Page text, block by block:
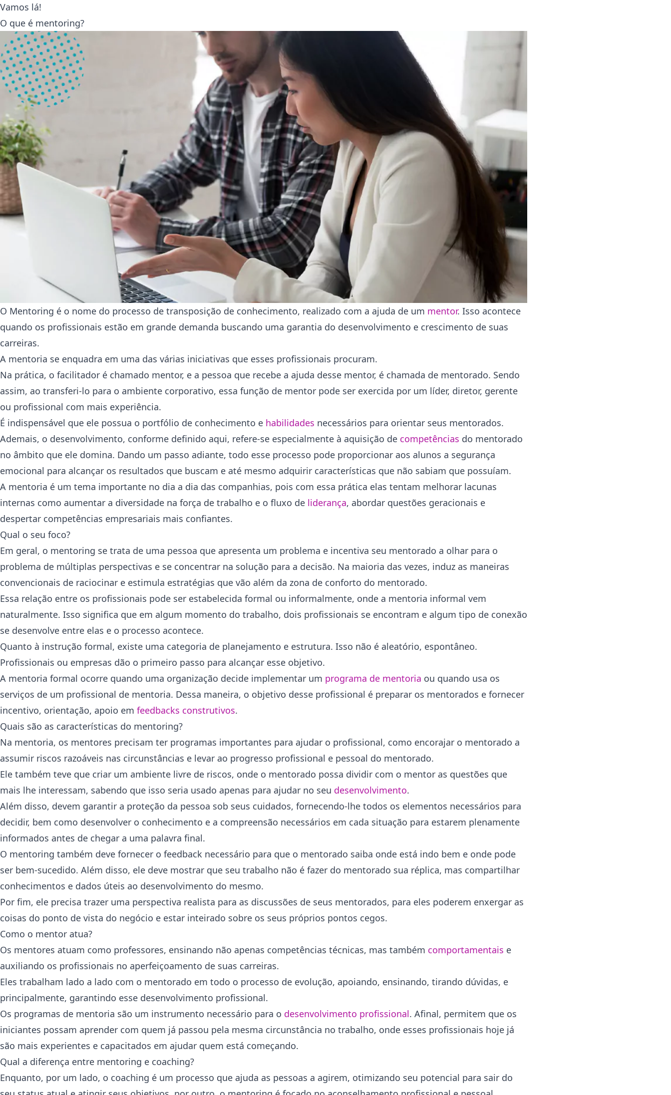
Vamos lá!
O que é mentoring?
O Mentoring é o nome do processo de transposição de conhecimento, realizado com a ajuda de um mentor. Isso acontece
quando os profissionais estão em grande demanda buscando uma garantia do desenvolvimento e crescimento de suas
carreiras.
A mentoria se enquadra em uma das várias iniciativas que esses profissionais procuram.
Na prática, o facilitador é chamado mentor, e a pessoa que recebe a ajuda desse mentor, é chamada de mentorado. Sendo
assim, ao transferi-lo para o ambiente corporativo, essa função de mentor pode ser exercida por um líder, diretor, gerente
ou profissional com mais experiência.
É indispensável que ele possua o portfólio de conhecimento e habilidades necessários para orientar seus mentorados.
Ademais, o desenvolvimento, conforme definido aqui, refere-se especialmente à aquisição de competências do mentorado
no âmbito que ele domina. Dando um passo adiante, todo esse processo pode proporcionar aos alunos a segurança
emocional para alcançar os resultados que buscam e até mesmo adquirir características que não sabiam que possuíam.
A mentoria é um tema importante no dia a dia das companhias, pois com essa prática elas tentam melhorar lacunas
internas como aumentar a diversidade na força de trabalho e o fluxo de liderança, abordar questões geracionais e
despertar competências empresariais mais confiantes.
Qual o seu foco?
Em geral, o mentoring se trata de uma pessoa que apresenta um problema e incentiva seu mentorado a olhar para o
problema de múltiplas perspectivas e se concentrar na solução para a decisão. Na maioria das vezes, induz as maneiras
convencionais de raciocinar e estimula estratégias que vão além da zona de conforto do mentorado.
Essa relação entre os profissionais pode ser estabelecida formal ou informalmente, onde a mentoria informal vem
naturalmente. Isso significa que em algum momento do trabalho, dois profissionais se encontram e algum tipo de conexão
se desenvolve entre elas e o processo acontece.
Quanto à instrução formal, existe uma categoria de planejamento e estrutura. Isso não é aleatório, espontâneo.
Profissionais ou empresas dão o primeiro passo para alcançar esse objetivo.
A mentoria formal ocorre quando uma organização decide implementar um programa de mentoria ou quando usa os
serviços de um profissional de mentoria. Dessa maneira, o objetivo desse profissional é preparar os mentorados e fornecer
incentivo, orientação, apoio em feedbacks construtivos.
Quais são as características do mentoring?
Na mentoria, os mentores precisam ter programas importantes para ajudar o profissional, como encorajar o mentorado a
assumir riscos razoáveis ​​nas circunstâncias e levar ao progresso profissional e pessoal do mentorado.
Ele também teve que criar um ambiente livre de riscos, onde o mentorado possa dividir com o mentor as questões que
mais lhe interessam, sabendo que isso seria usado apenas para ajudar no seu desenvolvimento.
Além disso, devem garantir a proteção da pessoa sob seus cuidados, fornecendo-lhe todos os elementos necessários para
decidir, bem como desenvolver o conhecimento e a compreensão necessários em cada situação para estarem plenamente
informados antes de chegar a uma palavra final.
O mentoring também deve fornecer o feedback necessário para que o mentorado saiba onde está indo bem e onde pode
ser bem-sucedido. Além disso, ele deve mostrar que seu trabalho não é fazer do mentorado sua réplica, mas compartilhar
conhecimentos e dados úteis ao desenvolvimento do mesmo.
Por fim, ele precisa trazer uma perspectiva realista para as discussões de seus mentorados, para eles poderem enxergar as
coisas do ponto de vista do negócio e estar inteirado sobre os seus próprios pontos cegos.
Como o mentor atua?
Os mentores atuam como professores, ensinando não apenas competências técnicas, mas também comportamentais e
auxiliando os profissionais no aperfeiçoamento de suas carreiras.
Eles trabalham lado a lado com o mentorado em todo o processo de evolução, apoiando, ensinando, tirando dúvidas, e
principalmente, garantindo esse desenvolvimento profissional.
Os programas de mentoria são um instrumento necessário para o desenvolvimento profissional. Afinal, permitem que os
iniciantes possam aprender com quem já passou pela mesma circunstância no trabalho, onde esses profissionais hoje já
são mais experientes e capacitados em ajudar quem está começando.
Qual a diferença entre mentoring e coaching?
Enquanto, por um lado, o coaching é um processo que ajuda as pessoas a agirem, otimizando seu potencial para sair do